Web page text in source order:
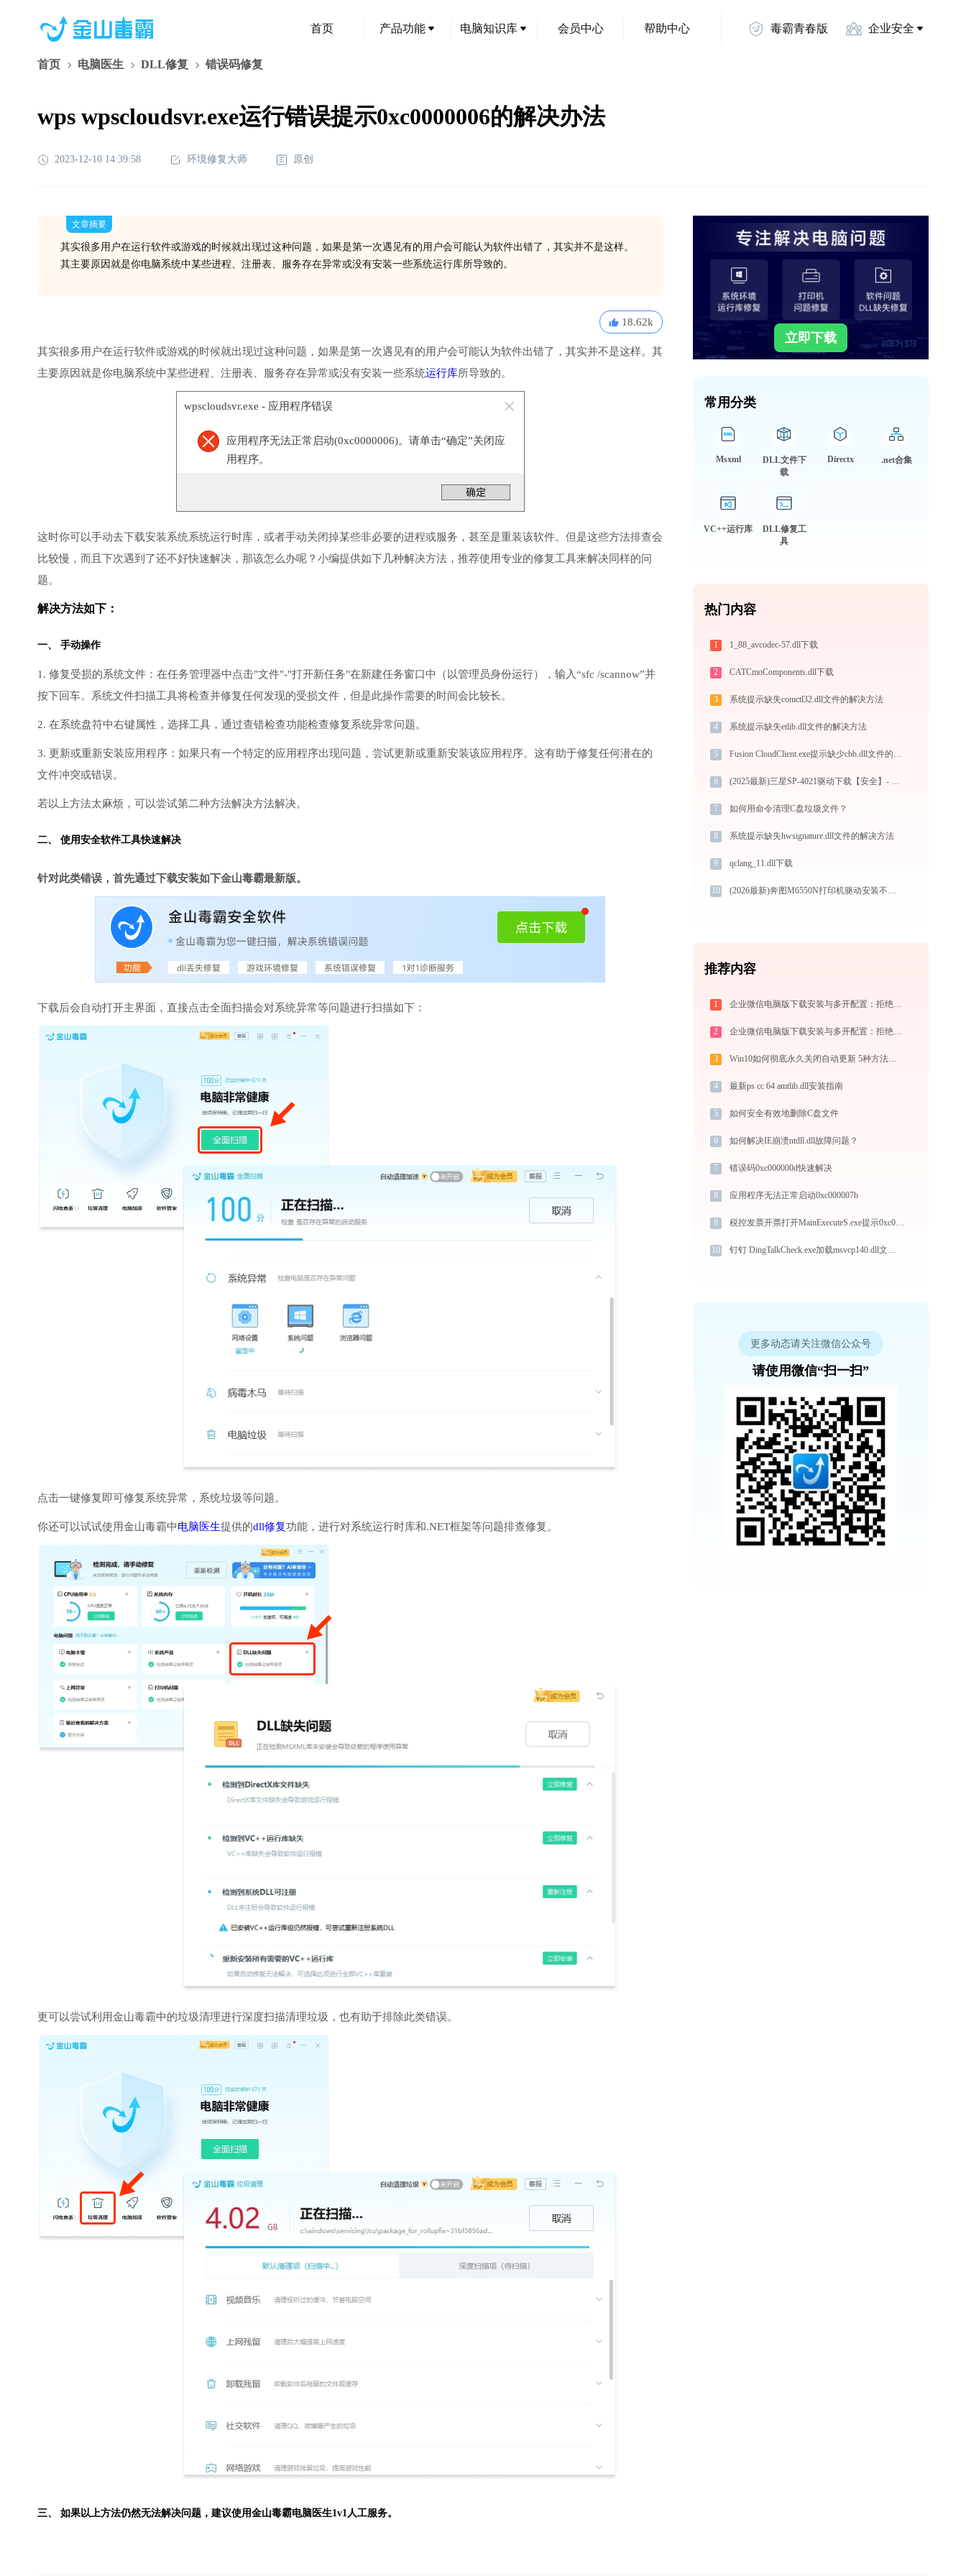
首页 产品功能 电脑知识库 会员中心 帮助中心 毒霸青春版 企业安全
首页 电脑医生 DLL修复 错误码修复
wps wpscloudsvr.exe运行错误提示0xc0000006的解决办法
2023-12-10 14:39:58 环境修复大师 原创
文章摘要
其实很多用户在运行软件或游戏的时候就出现过这种问题，如果是第一次遇见有的用户会可能认为软件出错了，其实并不是这样。
其主要原因就是你电脑系统中某些进程、注册表、服务存在异常或没有安装一些系统运行库所导致的。
18.62k
其实很多用户在运行软件或游戏的时候就出现过这种问题，如果是第一次遇见有的用户会可能认为软件出错了，其实并不是这样。其
主要原因就是你电脑系统中某些进程、注册表、服务存在异常或没有安装一些系统运行库所导致的。
wpscloudsvr.exe - 应用程序错误
应用程序无法正常启动(0xc0000006)。请单击“确定”关闭应
用程序。
这时你可以手动去下载安装系统系统运行时库，或者手动关闭掉某些非必要的进程或服务，甚至是重装该软件。但是这些方法排查会
比较慢，而且下次遇到了还不好快速解决，那该怎么办呢？小编提供如下几种解决方法，推荐使用专业的修复工具来解决同样的问
题。
解决方法如下：
一、 手动操作
1. 修复受损的系统文件：在任务管理器中点击"文件"-"打开新任务"在新建任务窗口中（以管理员身份运行），输入“sfc /scannow”并
按下回车。系统文件扫描工具将检查并修复任何发现的受损文件，但是此操作需要的时间会比较长。
2. 在系统盘符中右键属性，选择工具，通过查错检查功能检查修复系统异常问题。
3. 更新或重新安装应用程序：如果只有一个特定的应用程序出现问题，尝试更新或重新安装该应用程序。这有助于修复任何潜在的
文件冲突或错误。
若以上方法太麻烦，可以尝试第二种方法解决方法解决。
二、 使用安全软件工具快速解决
针对此类错误，首先通过下载安装如下金山毒霸最新版。
下载后会自动打开主界面，直接点击全面扫描会对系统异常等问题进行扫描如下：
点击一键修复即可修复系统异常，系统垃圾等问题。
你还可以试试使用金山毒霸中电脑医生提供的dll修复功能，进行对系统运行时库和.NET框架等问题排查修复。
更可以尝试利用金山毒霸中的垃圾清理进行深度扫描清理垃圾，也有助于排除此类错误。
三、 如果以上方法仍然无法解决问题，建议使用金山毒霸电脑医生1v1人工服务。
立即下载
常用分类
Msxml
DLL文件下
载
Directx .net合集
VC++运行库
DLL修复工
具
热门内容
1 1_88_avcodec-57.dll下载
2 CATCmoComponents.dll下载
3 系统提示缺失comctl32.dll文件的解决方法
4 系统提示缺失etlib.dll文件的解决方法
5 Fusion CloudClient.exe提示缺少cbb.dll文件的解决办法
6 (2025最新)三星SP-4021驱动下载【安全】- 官方Win10/Win11兼容驱动安装指南
7 如何用命令清理C盘垃圾文件？
8 系统提示缺失hwsignature.dll文件的解决方法
9 qclang_11.dll下载
10 (2026最新)奔图M6550N打印机驱动安装不再难，跟着这些步骤一学就会
推荐内容
1 企业微信电脑版下载安装与多开配置：拒绝流氓捆绑，拯救C盘深度瘦身配置指南
2 企业微信电脑版下载安装与多开配置：拒绝流氓捆绑，拯救C盘深度瘦身指南
3 Win10如何彻底永久关闭自动更新 5种方法教你永久关闭win10自动更新
4 最新ps cc 64 amtlib.dll安装指南
5 如何安全有效地删除C盘文件
6 如何解决IE崩溃ntdll.dll故障问题？
7 错误码0xc000000d快速解决
8 应用程序无法正常启动0xc000007b
9 税控发票开票打开MainExecuteS.exe提示0xc000000d错误码怎么办
10 钉钉 DingTalkCheck.exe加载msvcp140.dll文件丢失处理办法
更多动态请关注微信公众号
请使用微信“扫一扫”